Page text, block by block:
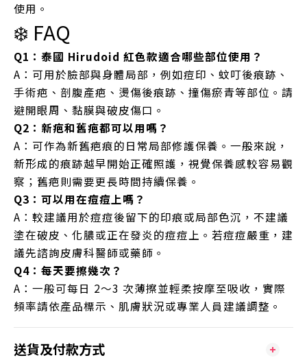
使用。
❄️ FAQ
Q1：泰國 Hirudoid 紅色款適合哪些部位使用？
A：可用於臉部與身體局部，例如痘印、蚊叮後痕跡、
手術疤、剖腹產疤、燙傷後痕跡、撞傷瘀青等部位。請
避開眼周、黏膜與破皮傷口。
Q2：新疤和舊疤都可以用嗎？
A：可作為新舊疤痕的日常局部修護保養。一般來說，
新形成的痕跡越早開始正確照護，視覺保養感較容易觀
察；舊疤則需要更長時間持續保養。
Q3：可以用在痘痘上嗎？
A：較建議用於痘痘後留下的印痕或局部色沉，不建議
塗在破皮、化膿或正在發炎的痘痘上。若痘痘嚴重，建
議先諮詢皮膚科醫師或藥師。
Q4：每天要擦幾次？
A：一般可每日 2～3 次薄擦並輕柔按摩至吸收，實際
頻率請依產品標示、肌膚狀況或專業人員建議調整。
送貨及付款方式